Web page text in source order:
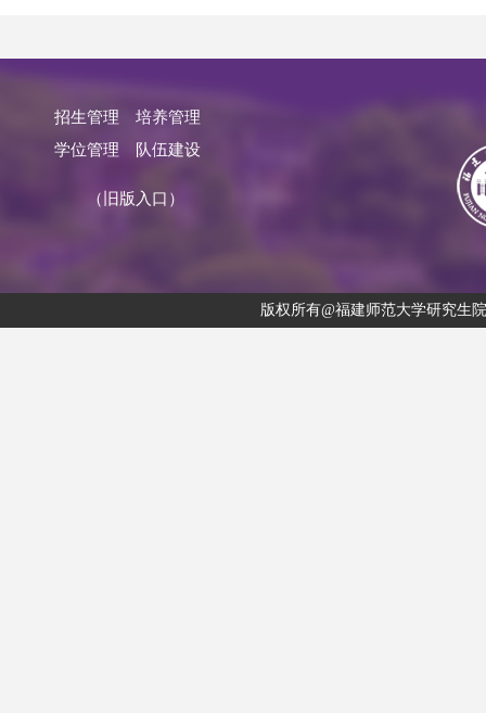
招生管理
培养管理
学位管理
队伍建设
（旧版入口）
版权所有@福建师范大学研究